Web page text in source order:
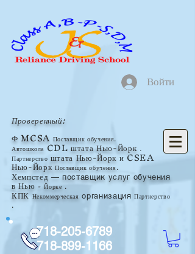
Войти
Проверенный:
ФMCSAПоставщик обучения.
АвтошколаCDLштата Нью-Йорк.
Партнерствоштата Нью-Йорки CSEA
Нью-ЙоркПоставщик обучения.
Хемпстед — поставщик услуг обучения
в Нью - Йорке .
КПКНекоммерческая организацияПартнерство
.
718-205-6789
718-899-1166